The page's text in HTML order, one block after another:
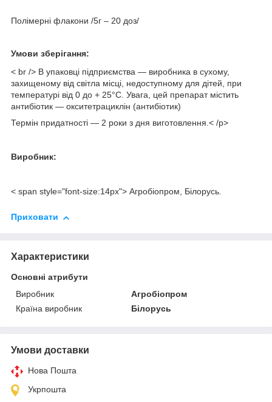
Полімерні флакони /5г – 20 доз/
Умови зберігання:
< br /> В упаковці підприємства — виробника в сухому,
захищеному від світла місці, недоступному для дітей, при
температурі від 0 до + 25°С. Увага, цей препарат містить
антибіотик — окситетрациклін (антибіотик)
Термін придатності — 2 роки з дня виготовлення. < /p>
Виробник:
< span style="font-size:14px"> Агробіопром, Білорусь.
Приховати
Характеристики
Основні атрибути
Виробник
Агробіопром
Країна виробник
Білорусь
Умови доставки
Нова Пошта
Укрпошта